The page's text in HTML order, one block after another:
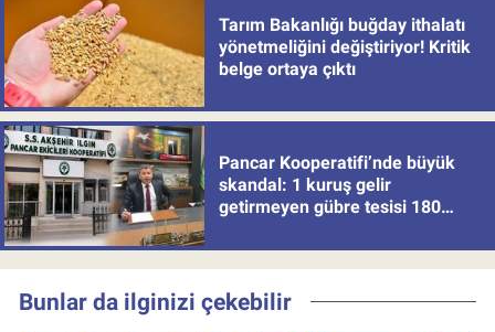
Tarım Bakanlığı buğday ithalatı
yönetmeliğini değiştiriyor! Kritik
belge ortaya çıktı
Pancar Kooperatifi’nde büyük
skandal: 1 kuruş gelir
getirmeyen gübre tesisi 180
Bunlar da ilginizi çekebilir